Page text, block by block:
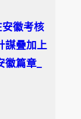
徽考核
謀疊加上
篇章_